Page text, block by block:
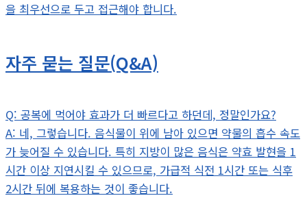
을 최우선으로 두고 접근해야 합니다.
자주 묻는 질문(Q&A)
Q: 공복에 먹어야 효과가 더 빠르다고 하던데, 정말인가요?
A: 네, 그렇습니다. 음식물이 위에 남아 있으면 약물의 흡수 속도
가 늦어질 수 있습니다. 특히 지방이 많은 음식은 약효 발현을 1
시간 이상 지연시킬 수 있으므로, 가급적 식전 1시간 또는 식후
2시간 뒤에 복용하는 것이 좋습니다.